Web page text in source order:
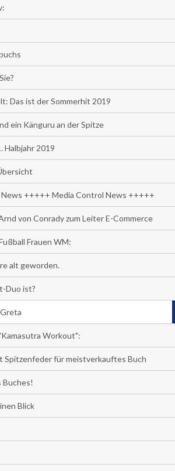
Das ist der Sommerhit 2019
ein Känguru an der Spitze
Halbjahr 2019
+++++ Media Control News +++++
von Conrady zum Leiter E-Commerce
Frauen WM:
alt geworden.
Duo ist?
Workout":
Spitzenfeder für meistverkauftes Buch
Blick